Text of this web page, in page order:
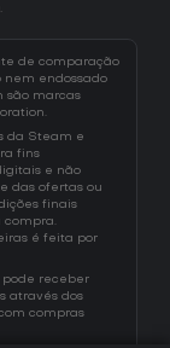
de comparação
nem endossado
são marcas
da Steam e
fins
e não
das ofertas ou
finais
compra.
é feita por
pode receber
através dos
compras